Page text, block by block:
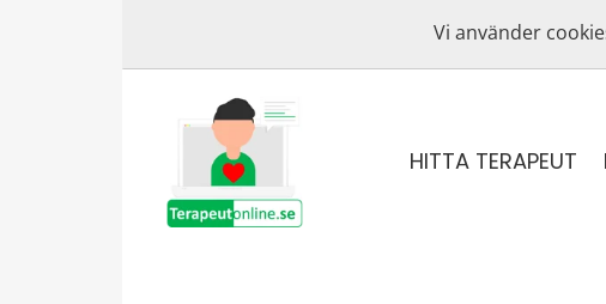
Vi använder
HITTA TERAPEUT